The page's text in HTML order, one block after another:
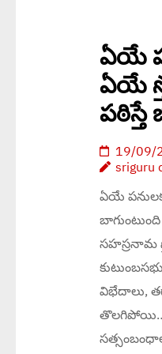
ఏయే
ఏయే
పఠిస్తే
19/09/
sriguru
ఏయే
సహస్రనామ
విభేదాలు,
తొలగిపోయి…